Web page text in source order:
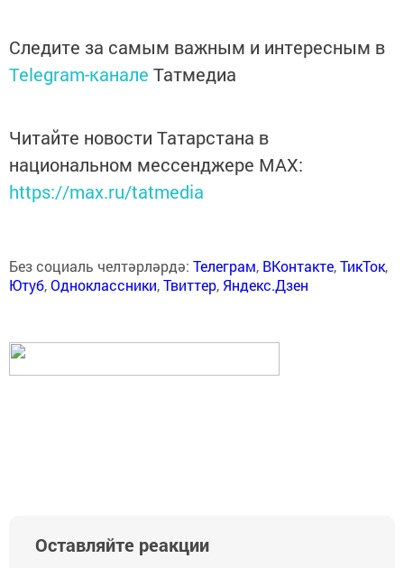
Следите за самым важным и интересным в
Telegram-канале Татмедиа
Читайте новости Татарстана в
национальном мессенджере MАХ:
https://max.ru/tatmedia
Без социаль челтәрләрдә: Телеграм, ВКонтакте,ТикТок,
Ютуб,Одноклассники,Твиттер, Яндекс.Дзен
Оставляйте реакции